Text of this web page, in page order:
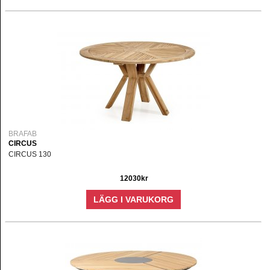
BRAFAB
CIRCUS
CIRCUS 130
12030kr
LÄGG I VARUKORG